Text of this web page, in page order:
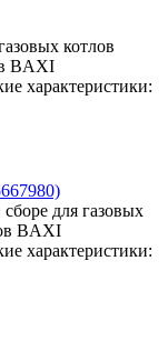
котлов
BAXI
характеристики:
для газовых
BAXI
характеристики: